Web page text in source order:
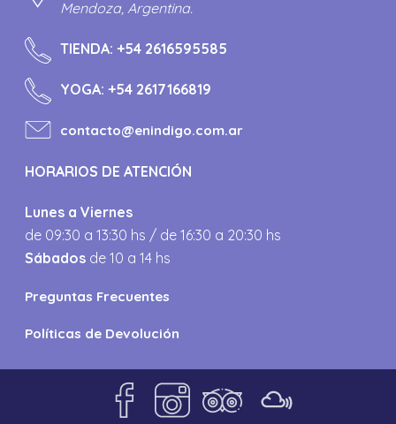
Mendoza, Argentina.
TIENDA:+54 2616595585
YOGA:+54 2617166819
contacto@enindigo.com.ar
HORARIOS DE ATENCIÓN
Lunes a Viernes
de 09:30 a 13:30 hs / de 16:30 a 20:30 hs
Sábados de 10 a 14 hs
Preguntas Frecuentes
Políticas de Devolución